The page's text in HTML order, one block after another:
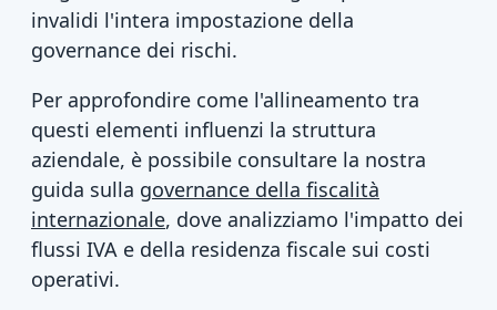
invalidi l'intera impostazione della
governance dei rischi.
Per approfondire come l'allineamento tra
questi elementi influenzi la struttura
aziendale, è possibile consultare la nostra
guida sulla governance della fiscalità
internazionale, dove analizziamo l'impatto dei
flussi IVA e della residenza fiscale sui costi
operativi.